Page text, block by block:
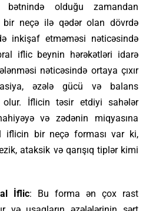
olduğu zamandan
neçə ilə qədər olan dövrdə
inkişaf etməməsi nəticəsində
iflic beynin hərəkətləri idarə
nəticəsində ortaya çıxır
əzələ gücü və balans
olur. İflicin təsir etdiyi sahələr
və zədənin miqyasına
iflicin bir neçə forması var ki,
ataksik və qarışıq tiplər kimi
İflic: Bu forma ən çox rast